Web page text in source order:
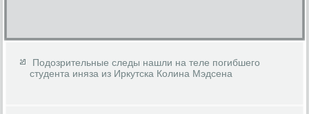
Подозрительные следы нашли на теле погибшего
студента иняза из Иркутска Колина Мэдсена